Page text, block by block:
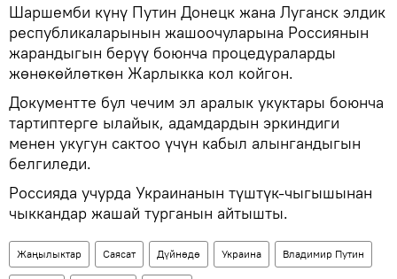
Шаршемби күнү Путин Донецк жана Луганск элдик
республикаларынын жашоочуларына Россиянын
жарандыгын берүү боюнча процедураларды
жөнөкөйлөткөн Жарлыкка кол койгон.
Документте бул чечим эл аралык укуктары боюнча
тартиптерге ылайык, адамдардын эркиндиги
менен укугун сактоо үчүн кабыл алынгандыгын
белгиледи.
Россияда учурда Украинанын түштүк-чыгышынан
чыккандар жашай турганын айтышты.
Жаңылыктар Саясат Дүйнөдө Украина Владимир Путин